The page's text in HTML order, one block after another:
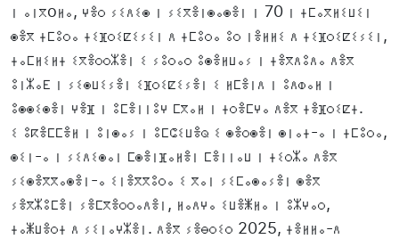
ⵏ ⴰⵏⴳoⵍⴰ, ⵖⴻⵔ ⵢⵉⴷⵉⵙ ⵏ ⵢⵉⴳⴻⵏⵙⴰⵙⴻⵏ ⵏ 70 ⵏ ⵜⵎⴰⴳⵍⵉⵡⵉⵏ
ⵙⴻⴳ ⵜⵎⵓⵔⴰ ⵜⵉⴼⵔⵉⵇⵉⵢⵉⵏ ⴷ ⵜⵎⵓⵔⴰ ⵓⵔ ⵏⴻⵍⵍⵉ ⴷ ⵜⵉⴼⵔⵉⵇⵉⵢⵉⵏ,
ⵜⴰⵎⵍⵉⵍⵜ ⵉⴳⴻⵔⵔⵣⴻⵏ ⵉ ⵢⵓⵔⴰⵔ ⵓⵙⴻⵍⵡⴰⵢ ⵏ ⵜⴻⴳⴷⵓⴷⴰ ⴷⴻⴳ
ⵓⵏⵣⴰⴹ ⵏ ⵢⵉⵙⵡⵉⵢⴻⵏ ⵉⴼⵔⵉⵇⵉⵢⴻⵏ ⵉ ⵍⵎⴻⵏⴷ ⵏ ⵓⴷⵀⴰⵍ ⵏ
ⵓⵙⵙⵉⵙⴻⵏ ⵖⴻⴼ ⵏ ⵓⵎⴻⵏⵏⵓⵖ ⵎⴳⴰⵍ ⵏ ⵜⵔⴻⵎⵖⴰ ⴷⴻⴳ ⵜⴻⴼⵔⵉⵇⵜ.
ⵉ ⵓⴽⴻⵎⵎⴻⵍ ⵏ ⵓⵏⵙⴰⵢ ⵏ ⵓⵎⵛⵉⵡⴻⵕ ⵉ ⵙⴻⵔⵙⴻⵏ ⵙⵏⴰⵜ-ⴰ ⵏ ⵜⵎⵓⵔⴰ,
ⵙⵉⵏ-ⴰ ⵏ ⵢⵉⴷⵉⵙⴰⵏ ⵎⵙⴻⵏⴼⴰⵍⴻⵏ ⵎⴻⵏⵏⴰⵡ ⵏ ⵜⵉⵔⵣⴰ ⴷⴻⴳ
ⵢⵉⵙⴻⴳⴳⴰⵙⴻⵏ-ⴰ ⵉⵏⴻⴳⴳⵓⵔⴰ ⵉ ⴳⴰⵏ ⵢⵉⵎⴰⵙⴰⵢⴻⵏ ⵙⴻⴳ
ⵢⴻⴳⵣⵓⵎⴻⵏ ⵢⴻⵎⴳⴻⵔⵔⴰⴷⴻⵏ, ⵍⴰⴷⵖⴰ ⵉⵡⴻⵥⵍⴰ ⵏ ⵓⵣⵖⴰⵔ,
ⵜⴰⵥⵡⴻⵔⵜ ⴷ ⵢⵉⵏⴰⵖⵣⴻⵏ. ⴷⴻⴳ ⵢⴻⴱⵔⵉⵔ 2025, ⵜⴻⵍⵍⴰ-ⴷ